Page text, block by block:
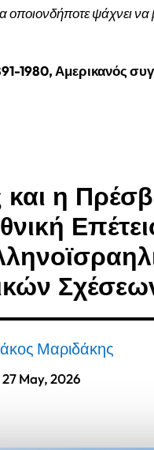
οποιονδήποτε ψάχνει να
1980, Αμερικανός
και η
Μαριδάκης
27 May, 2026